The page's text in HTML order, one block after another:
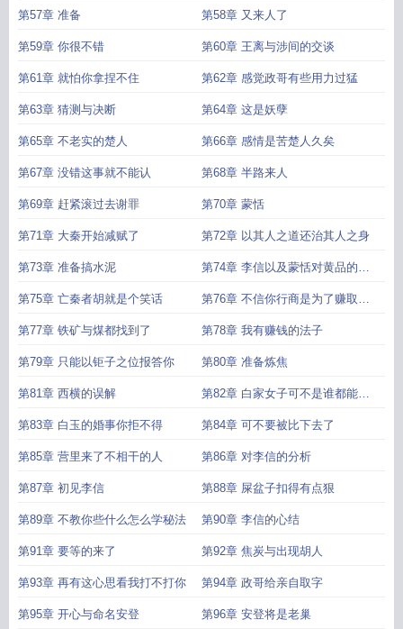
第57章 准备 第58章 又来人了
第59章 你很不错 第60章 王离与涉间的交谈
第61章 就怕你拿捏不住 第62章 感觉政哥有些用力过猛
第63章 猜测与决断 第64章 这是妖孽
第65章 不老实的楚人 第66章 感情是苦楚人久矣
第67章 没错这事就不能认 第68章 半路来人
第69章 赶紧滚过去谢罪 第70章 蒙恬
第71章 大秦开始减赋了 第72章 以其人之道还治其人之身
第73章 准备搞水泥 第74章 李信以及蒙恬对黄品的评
价
第75章 亡秦者胡就是个笑话 第76章 不信你行商是为了赚取奶
水钱
第77章 铁矿与煤都找到了 第78章 我有赚钱的法子
第79章 只能以钜子之位报答你 第80章 准备炼焦
第81章 西横的误解 第82章 白家女子可不是谁都能娶
的
第83章 白玉的婚事你拒不得 第84章 可不要被比下去了
第85章 营里来了不相干的人 第86章 对李信的分析
第87章 初见李信 第88章 屎盆子扣得有点狠
第89章 不教你些什么怎么学秘法 第90章 李信的心结
第91章 要等的来了 第92章 焦炭与出现胡人
第93章 再有这心思看我打不打你 第94章 政哥给亲自取字
第95章 开心与命名安登 第96章 安登将是老巢